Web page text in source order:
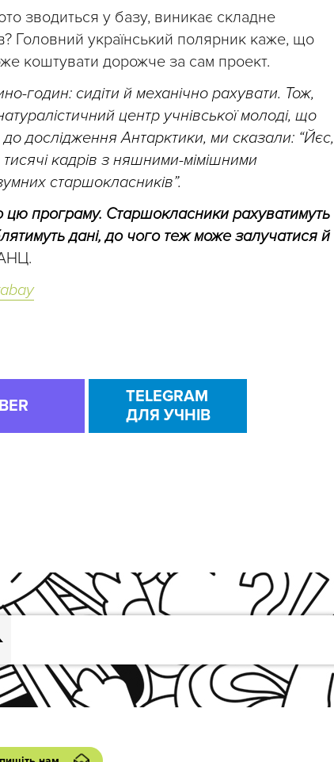
зводиться у базу, виникає складне
Головний український полярник каже, що
коштувати дорожче за сам проект.
годин: сидіти й механічно рахувати. Тож,
центр учнівської молоді, що
дослідження Антарктики, ми сказали: “Йєс,
кадрів з няшними-мімішними
старшокласників”.
програму. Старшокласники рахуватимуть
дані, до чого теж може залучатися й
TELEGRAM
ДЛЯ УЧНІВ